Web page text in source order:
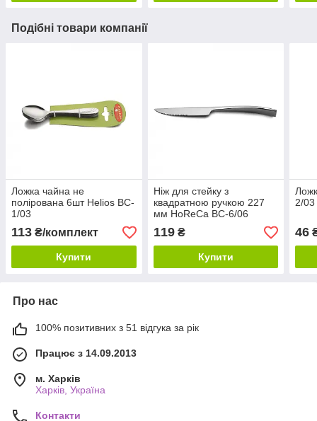
Подібні товари компанії
Ложка чайна не
полірована 6шт Helios BC-
1/03
113 ₴/комплект
Купити
Ніж для стейку з
квадратною ручкою 227
мм HoReCa BC-6/06
119₴
Купити
2/03
46
Про нас
100% позитивних з 51 відгука за рік
Працює з 14.09.2013
м. Харків
Харків, Україна
Контакти